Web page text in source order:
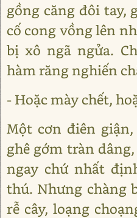
gồng căng đôi tay,
cố cong vồng lên
bị xô ngã ngửa.
hàm răng nghiến
- Hoặc mày chết,
Một cơn điên
ghê gớm tràn
ngay chứ nhất
thú. Nhưng chàng
rễ cây, loạng